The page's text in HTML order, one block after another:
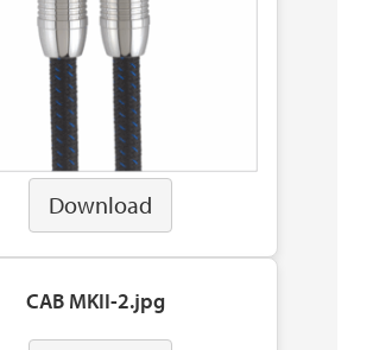
Download
CAB MKII-2.jpg